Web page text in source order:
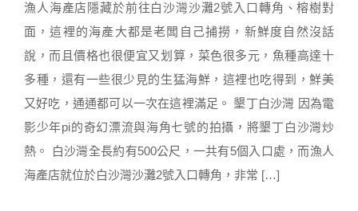
漁人海產店隱藏於前往白沙灣沙灘2號入口轉角、榕樹對
面，這裡的海產大都是老闆自己捕撈，新鮮度自然沒話
說，而且價格也很便宜又划算，菜色很多元，魚種高達十
多種，還有一些很少見的生猛海鮮，這裡也吃得到，鮮美
又好吃，通通都可以一次在這裡滿足。 墾丁白沙灣 因為電
影少年pi的奇幻漂流與海角七號的拍攝，將墾丁白沙灣炒
熱。 白沙灣全長約有500公尺，一共有5個入口處，而漁人
海產店就位於白沙灣沙灘2號入口轉角，非常 […]